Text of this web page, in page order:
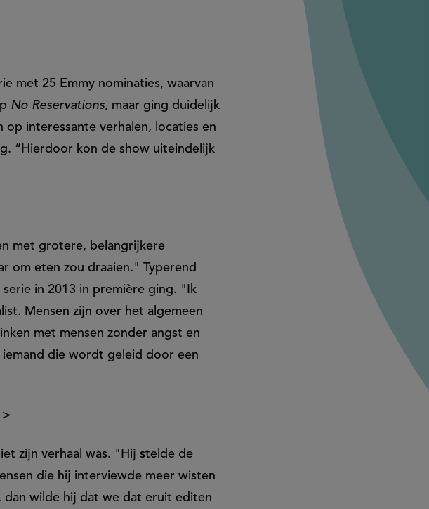
met 25 Emmy nominaties, waarvan
No Reservations, maar ging duidelijk
interessante verhalen, locaties en
“Hierdoor kon de show uiteindelijk
met grotere, belangrijkere
om eten zou draaien." Typerend
in 2013 in première ging. "Ik
Mensen zijn over het algemeen
met mensen zonder angst en
die wordt geleid door een
>
zijn verhaal was. "Hij stelde de
die hij interviewde meer wisten
dan wilde hij dat we dat eruit editen